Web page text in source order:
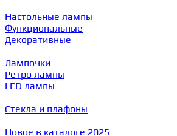
Настольные лампы
Функциональные
Декоративные
Лампочки
Ретро лампы
LED лампы
Стекла и плафоны
Новое в каталоге 2025